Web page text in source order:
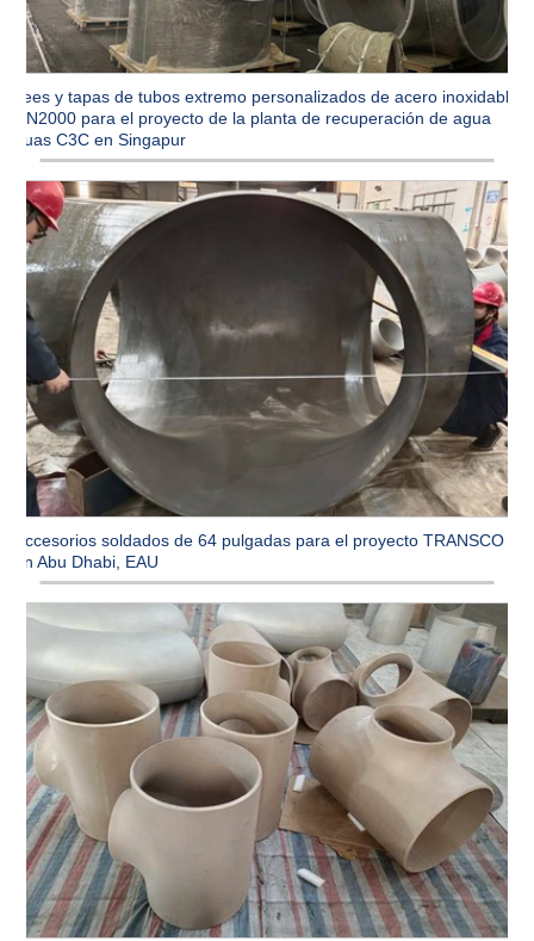
Tees y tapas de tubos extremo personalizados de acero inoxidable
DN2000 para el proyecto de la planta de recuperación de agua
Tuas C3C en Singapur
Accesorios soldados de 64 pulgadas para el proyecto TRANSCO
en Abu Dhabi, EAU